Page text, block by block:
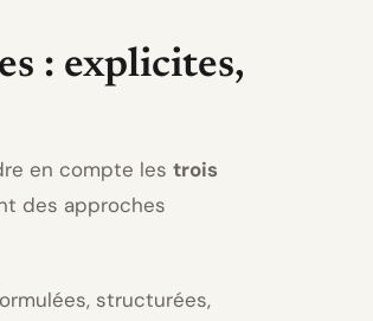
: explicites,
en compte les trois
des approches
structurées,